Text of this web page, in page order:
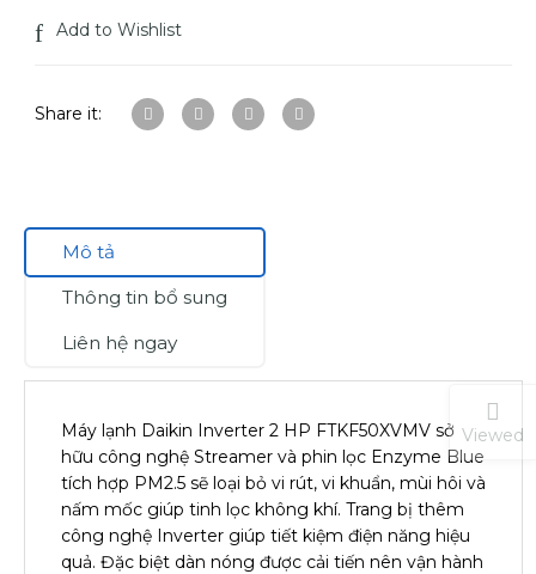
Add to Wishlist
Share it:
Mô tả
Thông tin bổ sung
Liên hệ ngay
Máy lạnh Daikin Inverter 2 HP FTKF50XVMV sở
hữu công nghệ Streamer và phin lọc Enzyme Blue
tích hợp PM2.5 sẽ loại bỏ vi rút, vi khuẩn, mùi hôi và
nấm mốc giúp tinh lọc không khí. Trang bị thêm
công nghệ Inverter giúp tiết kiệm điện năng hiệu
quả. Đặc biệt dàn nóng được cải tiến nên vận hành
Viewed